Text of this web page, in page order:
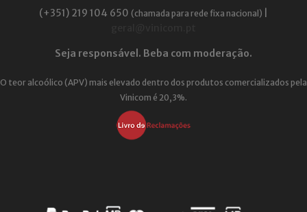
(+351) 219 104 650 (chamada para rede fixa nacional)
Seja responsável. Beba com moderação.
O teor alcoólico (APV) mais elevado dentro dos produtos comercializados pela
Vinicom é 20,3%.